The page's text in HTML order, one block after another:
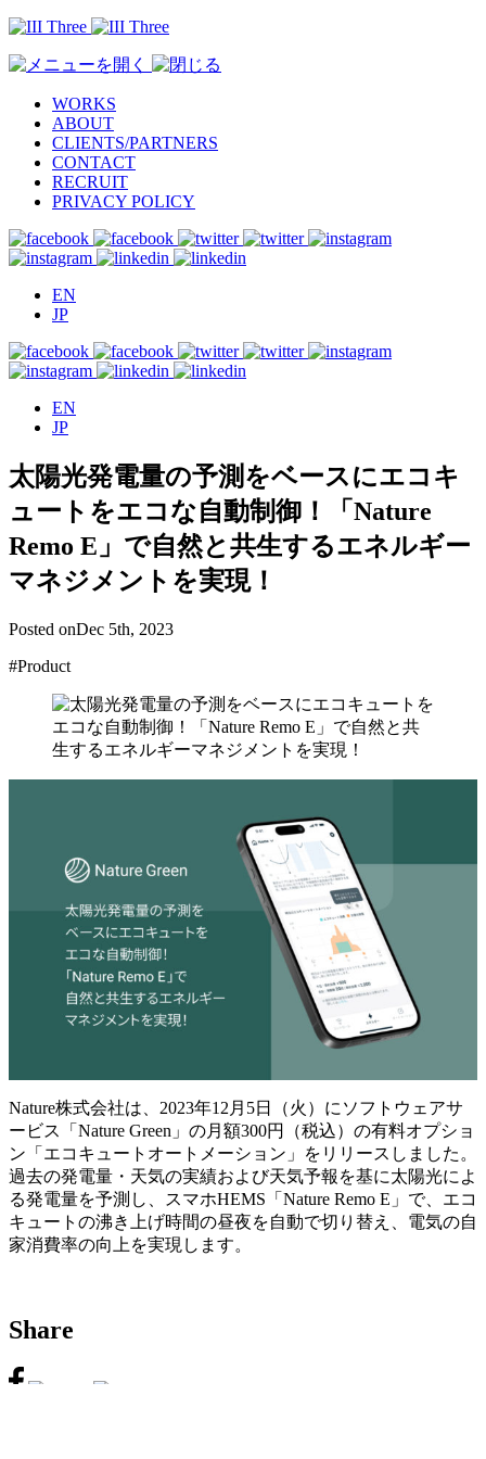
WORKS
ABOUT
CLIENTS/PARTNERS
CONTACT
RECRUIT
PRIVACY POLICY
EN
JP
EN
JP
太陽光発電量の予測をベースにエコキ
ュートをエコな自動制御！「Nature
Remo E」で自然と共生するエネルギー
マネジメントを実現！
Posted onDec 5th, 2023
#Product
Nature株式会社は、2023年12月5日（火）にソフトウェアサ
ービス「Nature Green」の月額300円（税込）の有料オプショ
ン「エコキュートオートメーション」をリリースしました。
過去の発電量・天気の実績および天気予報を基に太陽光によ
る発電量を予測し、スマホHEMS「Nature Remo E」で、エコ
キュートの沸き上げ時間の昼夜を自動で切り替え、電気の自
家消費率の向上を実現します。
Share